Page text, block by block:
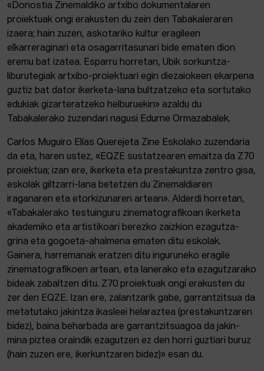
«Donostia Zinemaldiko artxibo dokumentalaren
proiektuak ongi erakusten du zein den Tabakaleraren
izaera; hain zuzen, askotariko kultur eragileen
elkarreraginari eta osagarritasunari bide ematen dion
eremu bat izatea. Esparru horretan, Ubik sorkuntza-
liburutegiak artxibo-proiektuari egin diezaiokeen ekarpena
guztiz bat dator ikerketa-lana bultzatzeko eta sortutako
edukiak gizarteratzeko helburuekin» azaldu du
Tabakalerako zuzendari nagusi Edurne Ormazabalek.
Carlos Muguiro Elías Querejeta Zine Eskolako zuzendaria
da eta, haren ustez, «EQZE sustatzearen emaitza da Z70
proiektua; izan ere, ikerketa eta prestakuntza zentro gisa,
eskolak giltzarri-lana betetzen du Zinemaldiaren
iraganaren eta etorkizunaren artean». Alderdi horretan,
«Tabakalerako testuinguru zinematografikoan ikerketa
akademiko eta artistikoari berezko zaizkion ezagutza-
grina eta gogoeta-ahalmena ematen ditu eskolak.
Gainera, harremanak eratzen ditu inguruneko eragile
zinematografikoen artean, eta lanerako eta ezagutzarako
bideak zabaltzen ditu. Z70 proiektuak ongi erakusten du
zer den EQZE. Izan ere, zalantzarik gabe, garrantzitsua da
metatutako jakintza ikasleei helaraztea (prestakuntzaren
bidez), baina beharbada are garrantzitsuagoa da jakin-
mina piztea oraindik ezagutzen ez den horri guztiari buruz
(hain zuzen ere, ikerkuntzaren bidez)» esan du.